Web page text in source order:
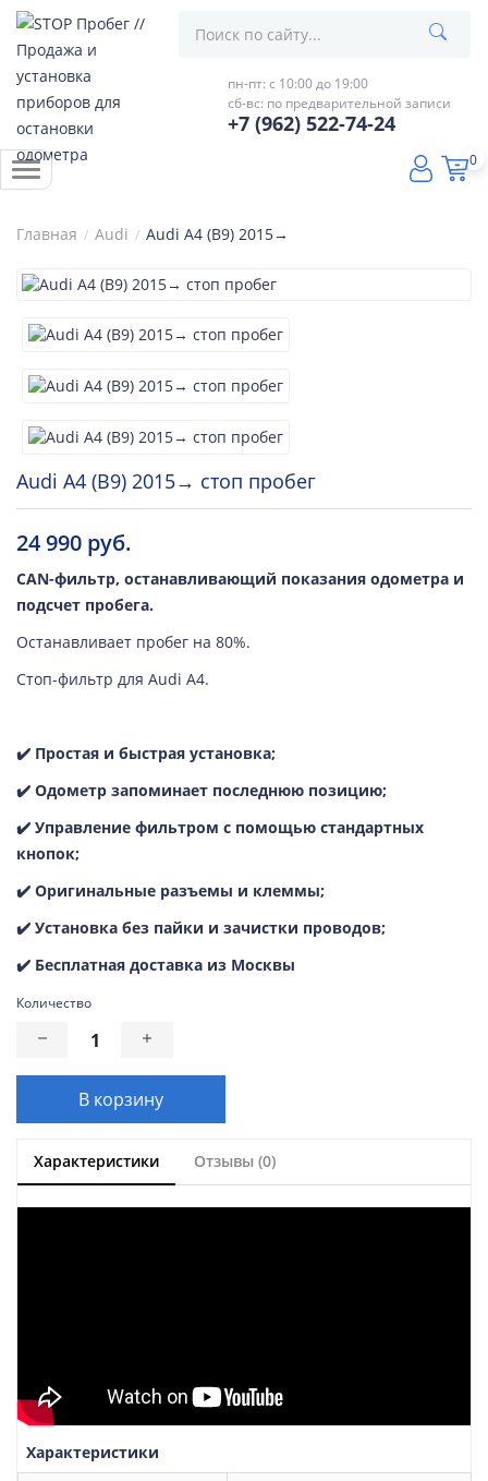
пн-пт: с 10:00 до 19:00
сб-вс: по предварительной записи
+7 (962) 522-74-24
0
Главная Audi Audi A4 (B9) 2015→
Audi A4 (B9) 2015→ стоп пробег
24 990 руб.
CAN-фильтр, останавливающий показания одометра и
подсчет пробега.
Останавливает пробег на 80%.
Стоп-фильтр для Audi A4.
✔️ Простая и быстрая установка;
✔️ Одометр запоминает последнюю позицию;
✔️ Управление фильтром с помощью стандартных
кнопок;
✔️ Oригинальные разъемы и клеммы;
✔️ Установка без пайки и зачистки проводов;
✔️ Бесплатная доставка из Москвы
Количество
В корзину
Характеристики Отзывы (0)
Характеристики